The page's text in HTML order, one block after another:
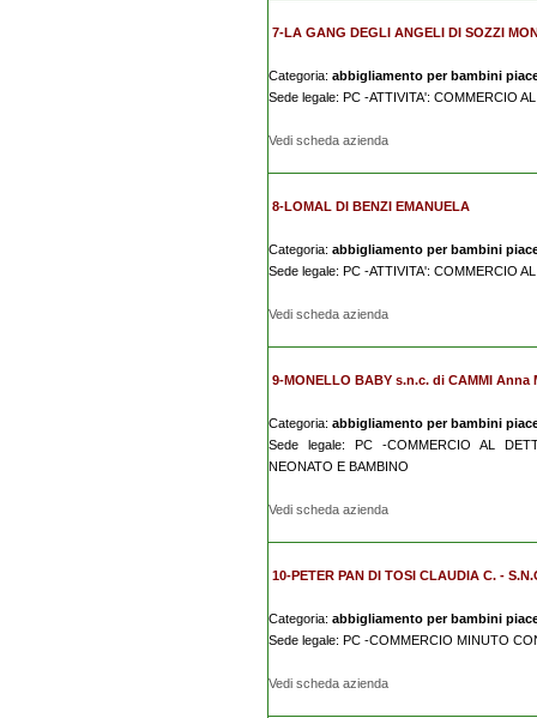
7-LA GANG DEGLI ANGELI DI SOZZI
Categoria: abbigliamento per bambini
Sede legale: PC -ATTIVITA': COMMERCIO
Vedi scheda azienda
8-LOMAL DI BENZI EMANUELA
Categoria: abbigliamento per bambini
Sede legale: PC -ATTIVITA': COMMERCIO
Vedi scheda azienda
9-MONELLO BABY s.n.c. di CAMMI Anna
Categoria: abbigliamento per bambini
Sede legale: PC -COMMERCIO AL
NEONATO E BAMBINO
Vedi scheda azienda
10-PETER PAN DI TOSI CLAUDIA C. -
Categoria: abbigliamento per bambini
Sede legale: PC -COMMERCIO MINUTO
Vedi scheda azienda